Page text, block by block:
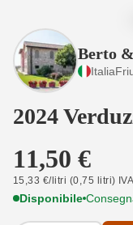
Berto
Italia
2024
11,50 €
15,33 €/litri (0,75 litri)
Disponibile